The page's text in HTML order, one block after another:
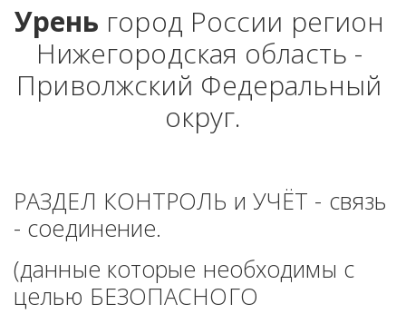
Урень город России регион
Нижегородская область -
Приволжский Федеральный
округ.
РАЗДЕЛ КОНТРОЛЬ и УЧЁТ - связь
- соединение.
(данные которые необходимы с
целью БЕЗОПАСНОГО